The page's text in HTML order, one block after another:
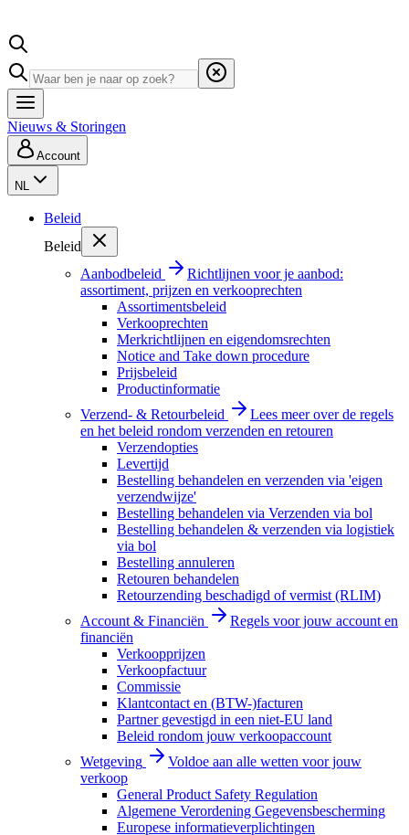
Nieuws & Storingen
Account
NL
Beleid
Beleid
Aanbodbeleid
Richtlijnen voor je aanbod:
assortiment, prijzen en verkooprechten
Assortimentsbeleid
Verkooprechten
Merkrichtlijnen en eigendomsrechten
Notice and Take down procedure
Prijsbeleid
Productinformatie
Verzend- & Retourbeleid
Lees meer over de regels
en het beleid rondom verzenden en retouren
Verzendopties
Levertijd
Bestelling behandelen en verzenden via 'eigen
verzendwijze'
Bestelling behandelen via Verzenden via bol
Bestelling behandelen & verzenden via logistiek
via bol
Bestelling annuleren
Retouren behandelen
Retourzending beschadigd of vermist (RLIM)
Account & Financiën
Regels voor jouw account en
financiën
Verkoopprijzen
Verkoopfactuur
Commissie
Klantcontact en (BTW-)facturen
Partner gevestigd in een niet-EU land
Beleid rondom jouw verkoopaccount
Wetgeving
Voldoe aan alle wetten voor jouw
verkoop
General Product Safety Regulation
Algemene Verordening Gegevensbescherming
Europese informatieverplichtingen